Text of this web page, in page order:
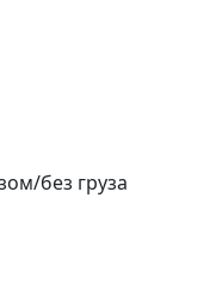
без груза